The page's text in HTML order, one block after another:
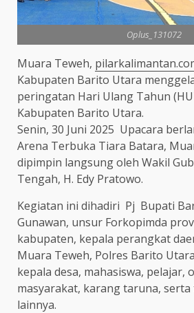
Oplus_131072
Muara Teweh,
Kabupaten Barito Utara
peringatan Hari Ulang Tahun
Kabupaten Barito Utara.
Senin, 30 Juni 2025 Upacara
Arena Terbuka Tiara Batara,
dipimpin langsung oleh Wakil
Tengah, H. Edy Pratowo.
Kegiatan ini dihadiri Pj Bupati
Gunawan, unsur Forkopimda
kabupaten, kepala perangkat
Muara Teweh, Polres Barito
kepala desa, mahasiswa, pelajar,
masyarakat, karang taruna,
lainnya.